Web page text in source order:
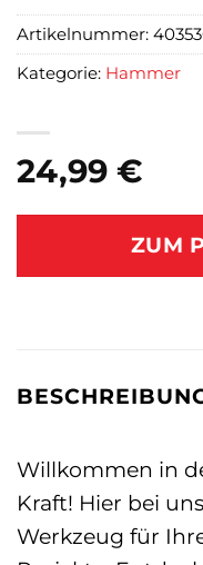
24,99 €
ZUM
Artikelnummer:
Kategorie: Hammer
Willkommen in
Kraft! Hier bei
Werkzeug für